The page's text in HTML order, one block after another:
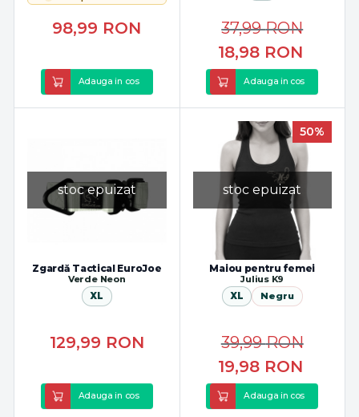
98,99 RON
Adauga in cos
18,98 RON
37,99RON
Adauga in cos
stoc epuizat
Zgardă Tactical EuroJoe
Verde Neon
XL
129,99 RON
Adauga in cos
stoc epuizat
50%
Maiou pentru femei
Julius K9
XL
Negru
19,98 RON
39,99RON
Adauga in cos